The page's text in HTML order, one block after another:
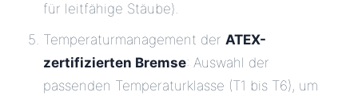
für leitfähige Stäube).
Temperaturmanagement der ATEX-
zertifizierten Bremse: Auswahl der
passenden Temperaturklasse (T1 bis T6), um